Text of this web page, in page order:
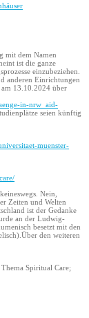
mit dem Namen
ist die ganze
einzubeziehen.
anderen Einrichtungen
am 13.10.2024 über
in-nrw_aid-
seien künftig
muenster-
Nein,
Zeiten und Welten
ist der Gedanke
an der Ludwig-
besetzt mit den
den weiteren
Spiritual Care;